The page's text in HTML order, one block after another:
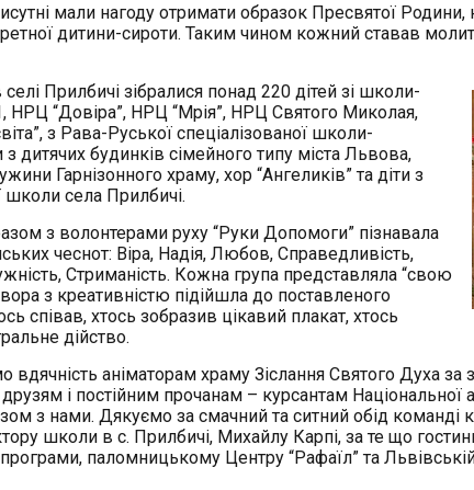
мали нагоду отримати образок Пресвятої Родини,
дитини-сироти. Таким чином кожний ставав
Прилбичі зібралися понад 220 дітей зі школи-
НРЦ “Довіра”, НРЦ “Мрія”, НРЦ Святого Миколая,
з Рава-Руської спеціалізованої школи-
з дитячих будинків сімейного типу міста Львова,
Гарнізонного храму, хор “Ангеликів” та діти з
школи села Прилбичі.
з волонтерами руху “Руки Допомоги” пізнавала
чеснот: Віра, Надія, Любов, Справедливість,
Стриманість. Кожна група представляла “свою
з креативністю підійшла до поставленого
співав, хтось зобразив цікавий плакат, хтось
дійство.
аніматорам храму Зіслання Святого Духа за
і постійним прочанам – курсантам Національної
з нами. Дякуємо за смачний та ситний обід команді
школи в с. Прилбичі, Михайлу Карпі, за те що
паломницькому Центру “Рафаїл” та